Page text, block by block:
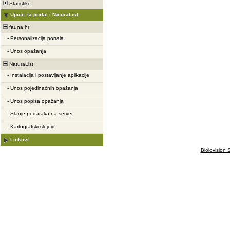
Statistike
Upute za portal i NaturaList
fauna.hr
- Personalizacija portala
- Unos opažanja
NaturaList
- Instalacija i postavljanje aplikacije
- Unos pojedinačnih opažanja
- Unos popisa opažanja
- Slanje podataka na server
- Kartografski slojevi
Linkovi
Biolovision